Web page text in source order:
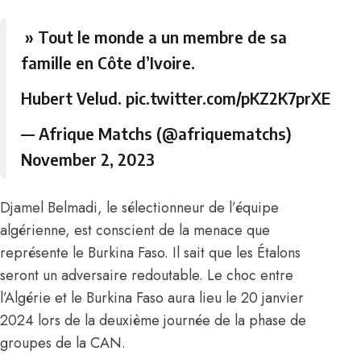
» Tout le monde a un membre de sa
famille en Côte d’Ivoire.
Hubert Velud. pic.twitter.com/pKZ2K7prXE
— Afrique Matchs (@afriquematchs)
November 2, 2023
Djamel Belmadi, le sélectionneur de l’équipe
algérienne, est conscient de la menace que
représente le Burkina Faso. Il sait que les Étalons
seront un adversaire redoutable. Le choc entre
l’Algérie et le Burkina Faso aura lieu le 20 janvier
2024 lors de la deuxième journée de la phase de
groupes de la CAN.